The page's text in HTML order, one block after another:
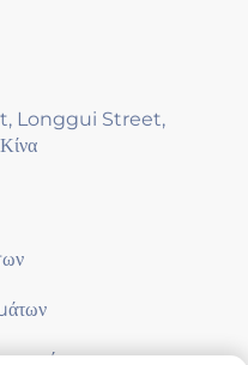
Longgui Street,